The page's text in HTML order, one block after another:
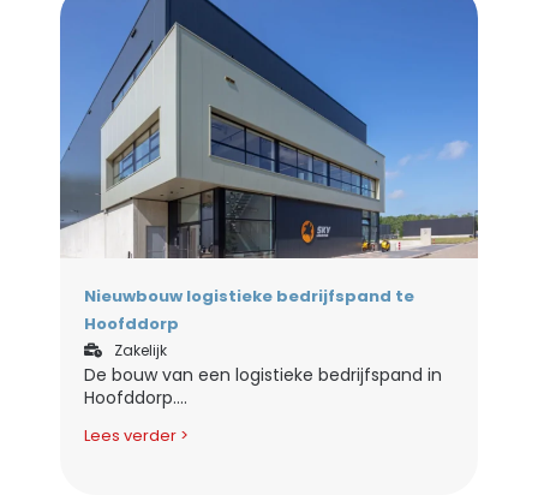
Nieuwbouw logistieke bedrijfspand te
Hoofddorp
Zakelijk
De bouw van een logistieke bedrijfspand in
Hoofddorp....
Lees verder >